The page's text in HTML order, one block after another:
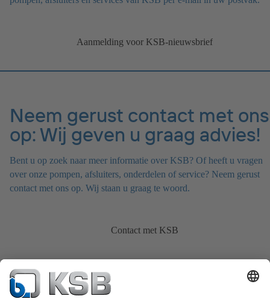
Aanmelding voor KSB-nieuwsbrief
Neem gerust contact met ons
op: Wij geven u graag advies!
Bent u op zoek naar meer informatie over KSB? Of heeft u vragen
over onze pompen, afsluiters, onderdelen of service? Neem gerust
contact met ons op. Wij staan u graag te woord.
Contact met KSB